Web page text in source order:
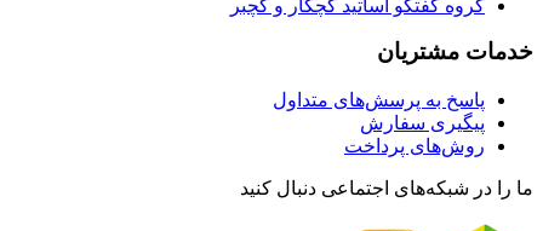
گروه گفتگو اساتید گچکار و گچبر
خدمات مشتریان
پاسخ به پرسش‌های متداول
پیگیری سفارش
روش‌های پرداخت
ما را در شبکه‌های اجتماعی دنبال کنید